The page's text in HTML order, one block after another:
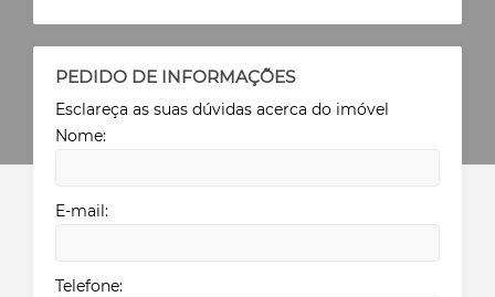
PEDIDO DE INFORMAÇÕES
Esclareça as suas dúvidas acerca do imóvel
Nome:
E-mail:
Telefone: